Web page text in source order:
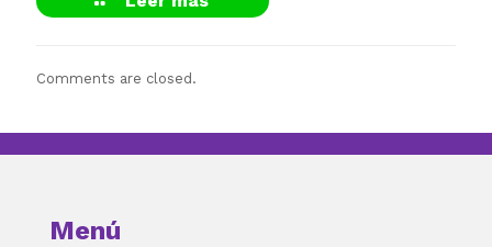
Comments are closed.
Menú